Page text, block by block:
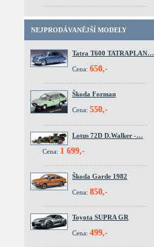
NEJPRODÁVANĚJŠÍ MODELY
Tatra T600 TATRAPLAN…
Cena: 650,-
Škoda Forman
Cena: 550,-
Lotus 72D D.Walker -…
Cena: 1 699,-
Škoda Garde 1982
Cena: 850,-
Toyota SUPRA GR
Cena: 499,-